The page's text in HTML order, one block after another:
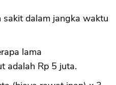
sakit dalam jangka waktu
lama
adalah Rp 5 juta.